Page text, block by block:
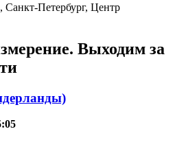
, Санкт-Петербург, Центр
Выходим за